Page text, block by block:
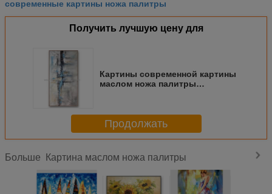
современные картины ножа палитры
Получить лучшую цену для
Картины современной картины
маслом ножа палитры
Продолжать
Больше Картина маслом ножа палитры